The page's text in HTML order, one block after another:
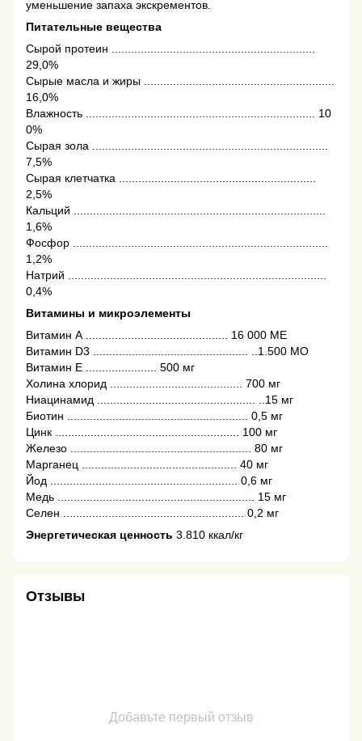
уменьшение запаха экскрементов.
Питательные вещества
Сырой протеин ...............................................................
29,0%
Сырые масла и жиры ...........................................................
16,0%
Влажность ....................................................................... 10
0%
Сырая зола .........................................................................
7,5%
Сырая клетчатка .............................................................
2,5%
Кальций ..............................................................................
1,6%
Фосфор ...............................................................................
1,2%
Натрий ................................................................................
0,4%
Витамины и микроэлементы
Витамин А ............................................ 16 000 МЕ
Витамин D3 ................................................ ..1.500 МО
Витамин Е ...................... 500 мг
Холина хлорид ......................................... 700 мг
Ниацинамид ................................................. ..15 мг
Биотин ........................................................ 0,5 мг
Цинк ......................................................... 100 мг
Железо ........................................................ 80 мг
Марганец ................................................ 40 мг
Йод .......................................................... 0,6 мг
Медь ............................................................. 15 мг
Селен ........................................................ 0,2 мг
Энергетическая ценность 3.810 ккал/кг
Отзывы
Добавьте первый отзыв